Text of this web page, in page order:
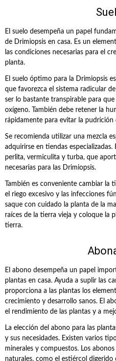
El suelo desempeña un papel
de Drimiopsis en casa. Es un
las condiciones necesarias para el
planta.
El suelo óptimo para la Drimiopsis
que favorezca el sistema radicular
ser lo bastante transpirable para
oxígeno. También debe retener la
rápidamente para evitar la pudrición
Se recomienda utilizar una mezcla
adquirirse en tiendas
perlita, vermiculita y turba, que
necesarias para las Drimiopsis.
También es conveniente cambiar la
el riego excesivo y las infecciones
saque con cuidado la planta de la
raíces de la tierra vieja y coloque la
tierra.
El abono desempeña un papel
plantas en casa. Ayuda a suplir las
proporciona a las plantas los
crecimiento y desarrollo sanos. El
el rendimiento de las plantas y a
La elección del abono para las
y sus necesidades. Existen varios
minerales y compuestos. Los
naturales, como el estiércol